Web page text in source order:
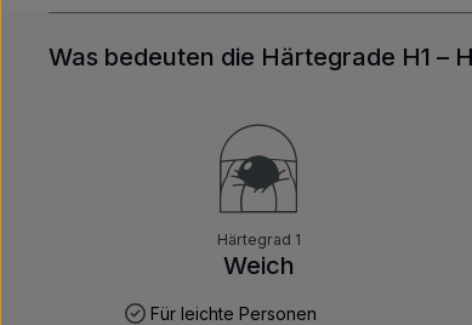
Was bedeuten die Härtegrade H1 –
Härtegrad 1
Weich
Für leichte Personen